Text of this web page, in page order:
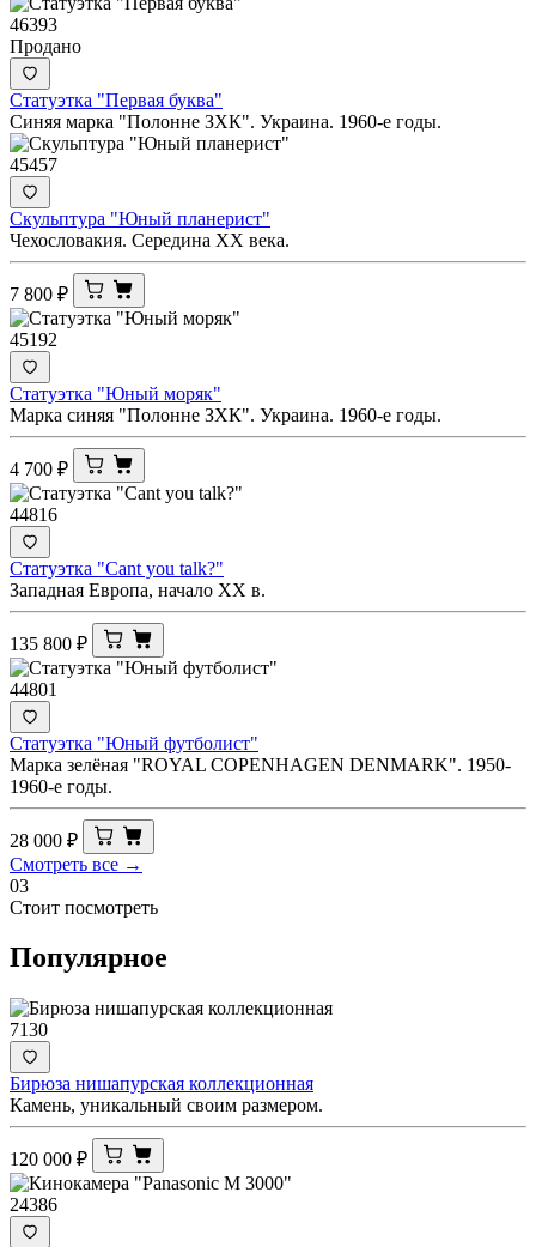
46393
Продано
Статуэтка "Первая буква"
Синяя марка "Полонне ЗХК". Украина. 1960-е годы.
45457
Скульптура "Юный планерист"
Чехословакия. Середина ХХ века.
7 800 ₽
45192
Статуэтка "Юный моряк"
Марка синяя "Полонне ЗХК". Украина. 1960-е годы.
4 700 ₽
44816
Статуэтка "Cant you talk?"
Западная Европа, начало XX в.
135 800 ₽
44801
Статуэтка "Юный футболист"
Марка зелёная "ROYAL COPENHAGEN DENMARK". 1950-
1960-е годы.
28 000 ₽
Смотреть все →
03
Стоит посмотреть
Популярное
7130
Бирюза нишапурская коллекционная
Камень, уникальный своим размером.
120 000 ₽
24386